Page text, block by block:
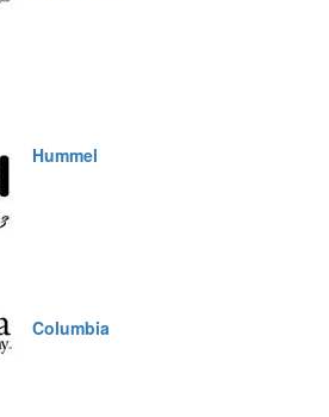
Hummel
Columbia